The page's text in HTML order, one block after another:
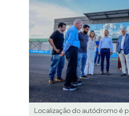
Localização do autódromo é